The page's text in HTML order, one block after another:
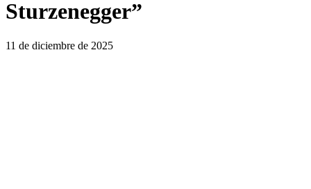
Sturzenegger”
11 de diciembre de 2025